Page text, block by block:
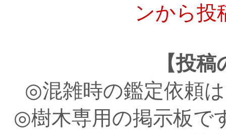
ンから投
【投
◎混雑時の鑑定依頼
◎樹木専用の掲示板で